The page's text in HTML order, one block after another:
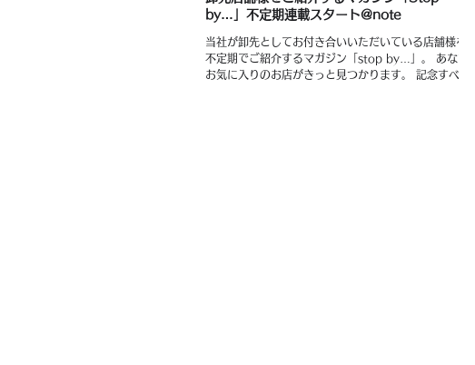
by…」不定期連載スタート@note
当社が卸先としてお付き合いいただいている店舗様を、
不定期でご紹介するマガジン「stop by…」。 あなたの
お気に入りのお店がきっと見つかります。 記念すべき